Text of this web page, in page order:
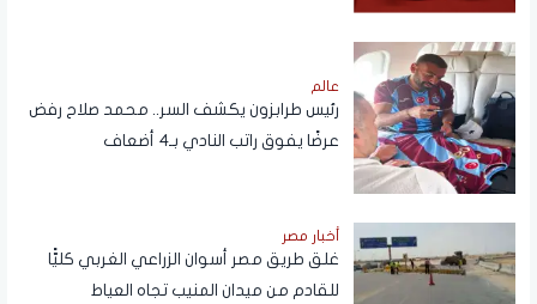
عالم
رئيس طرابزون يكشف السر.. محمد صلاح رفض
عرضًا يفوق راتب النادي بـ4 أضعاف
أخبار مصر
غلق طريق مصر أسوان الزراعي الغربي كليًّا
للقادم من ميدان المنيب تجاه العياط